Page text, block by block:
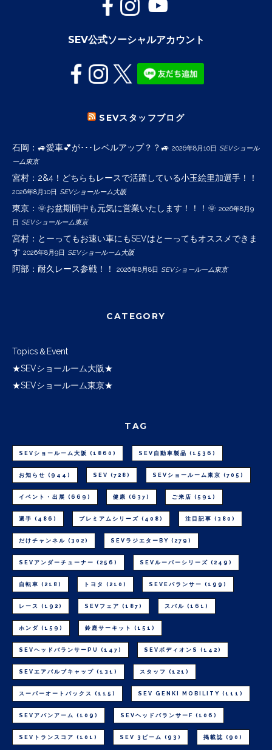
SEV公式ソーシャルアカウント
SEVスタッフブログ
石岡：🚙愛車💕が･･･レベルアップ？？🚙 2026年8月10日 SEVショール
ーム東京
宮村：2&4！どちらもレースで活躍している小玉絵里加選手！！
2026年8月10日 SEVショールーム大阪
東京：🌞お盆期間中も元気に営業いたします！！！🌞 2026年8月9
日 SEVショールーム東京
宮村：とーってもお速い車にもSEVはとーってもオススメできま
す 2026年8月9日 SEVショールーム大阪
阿部：耐久レース参戦！！ 2026年8月8日 SEVショールーム東京
CATEGORY
Topics＆Event
★SEVショールーム大阪★
★SEVショールーム東京★
TAG
SEVショールーム大阪 (1860) SEV自動車製品 (1536)
お知らせ (944) SEV (728) SEVショールーム東京 (705)
イベント・出展 (669) 健康 (637) ご来店 (591)
選手 (486) プレミアムシリーズ (408) 注目記事 (380)
だけチャンネル (302) SEVラジエターBY (279)
SEVアンダーチューナー (256) SEVルーパーシリーズ (249)
自転車 (218) トヨタ (210) SEVEバランサー (199)
レース (192) SEVフェア (187) スバル (161)
ホンダ (159) 鈴鹿サーキット (151)
SEVヘッドバランサーPU (147) SEVボディオンS (142)
SEVエアバルブキャップ (131) スタッフ (121)
スーパーオートバックス (115) SEV GENKI MOBILITY (111)
SEVアバンアーム (109) SEVヘッドバランサーF (106)
SEVトランスコア (101) SEV 3ビーム (93) 掲載誌 (90)